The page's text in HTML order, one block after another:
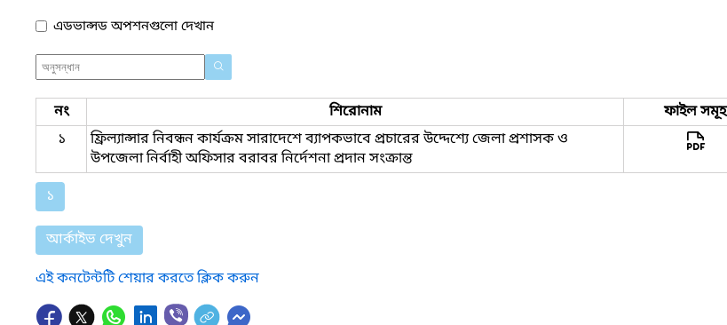
এডভান্সড অপশনগুলো দেখান
নং শিরোনাম ফাইল সমূহ
১
ফ্রিল্যান্সার নিবন্ধন কার্যক্রম সারাদেশে ব্যাপকভাবে প্রচারের উদ্দেশ্যে জেলা প্রশাসক ও
উপজেলা নির্বাহী অফিসার বরাবর নির্দেশনা প্রদান সংক্রান্ত
১
আর্কাইভ দেখুন
এই কনটেন্টটি শেয়ার করতে ক্লিক করুন